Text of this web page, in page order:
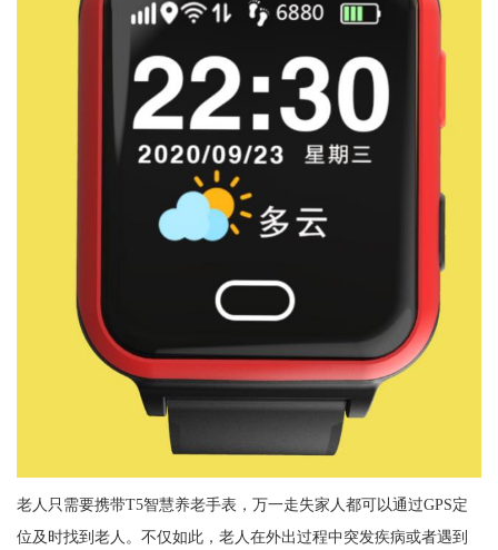
老人只需要携带T5智慧养老手表，万一走失家人都可以通过GPS定
位及时找到老人。不仅如此，老人在外出过程中突发疾病或者遇到